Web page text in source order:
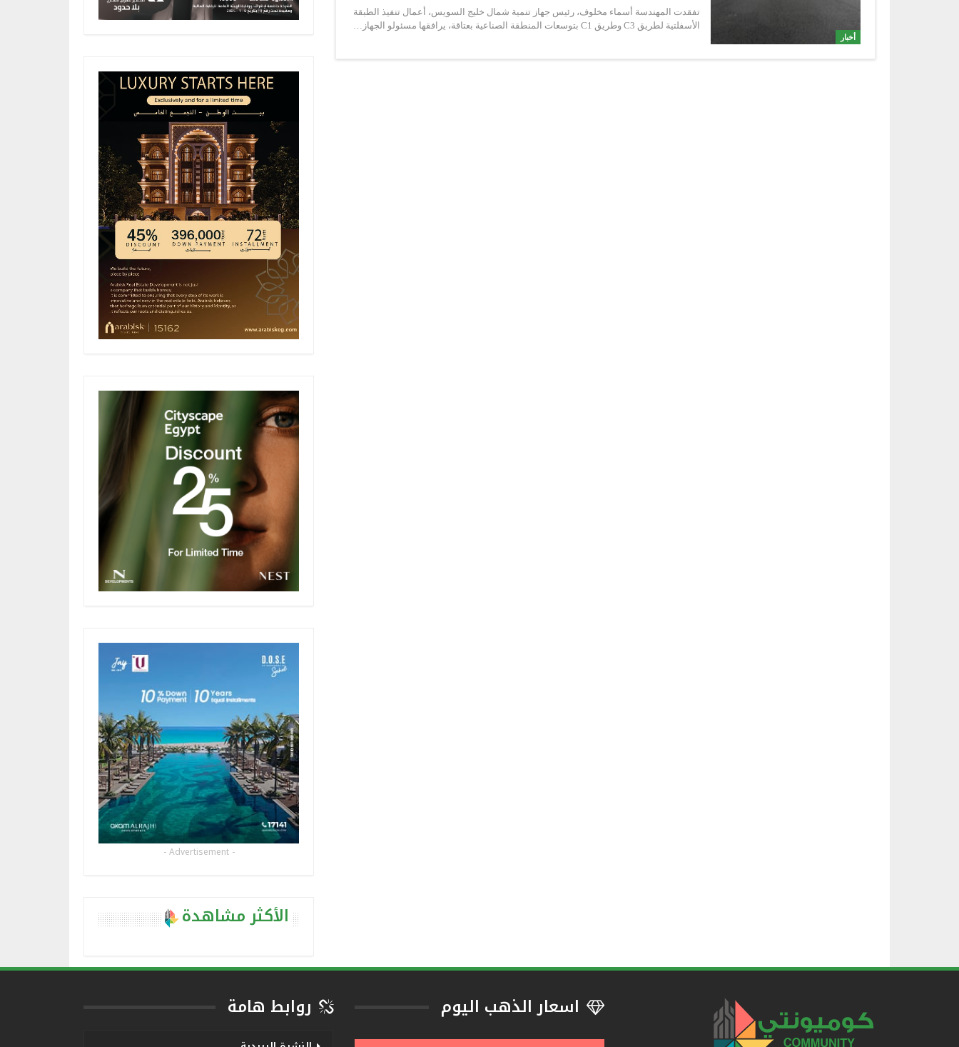
أخبار
تفقدت المهندسة أسماء مخلوف، رئيس جهاز تنمية شمال خليج السويس، أعمال تنفيذ الطبقة
الأسفلتية لطريق C3 وطريق C1 بتوسعات المنطقة الصناعية بعتاقة، يرافقها مسئولو الجهاز…
- Advertisement -
الأكثر مشاهدة
اسعار الذهب اليوم روابط هامة